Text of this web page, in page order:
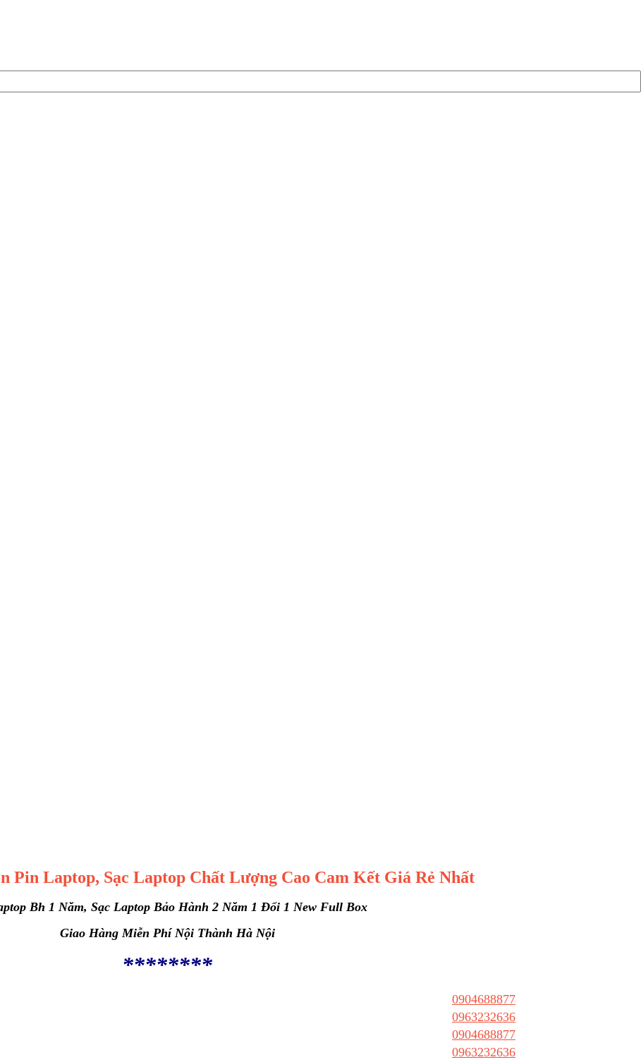
Pin Laptop, Sạc Laptop Chất Lượng Cao Cam Kết Giá Rẻ Nhất
Bh 1 Năm, Sạc Laptop Bảo Hành 2 Năm 1 Đổi 1 New Full Box
Giao Hàng Miễn Phí Nội Thành Hà Nội
********
0904688877
0963232636
0904688877
0963232636